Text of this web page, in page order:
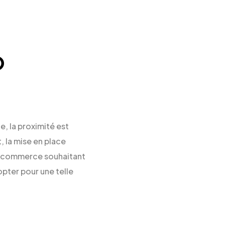
la proximité est
mise en place
souhaitant
pour une telle